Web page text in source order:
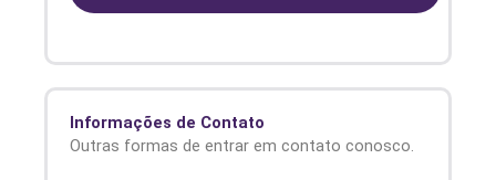
Informações de Contato
Outras formas de entrar em contato conosco.